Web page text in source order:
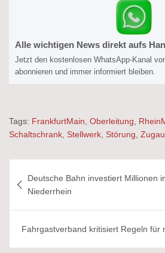
Alle wichtigen News direkt aufs
Jetzt den kostenlosen WhatsApp-Kanal
abonnieren und immer informiert bleiben.
Tags: FrankfurtMain Oberleitung
Schaltschrank Stellwerk Störung
Deutsche Bahn investiert Millionen
Niederrhein
Fahrgastverband kritisiert Regeln für